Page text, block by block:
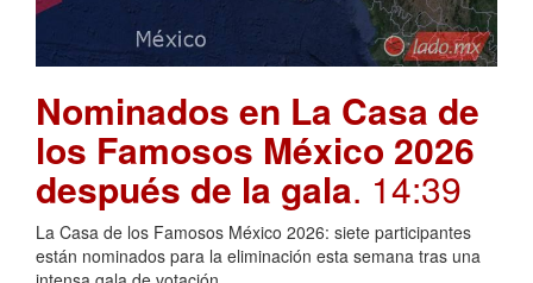
Nominados en La Casa de
los Famosos México 2026
después de la gala. 14:39
La Casa de los Famosos México 2026: siete participantes
están nominados para la eliminación esta semana tras una